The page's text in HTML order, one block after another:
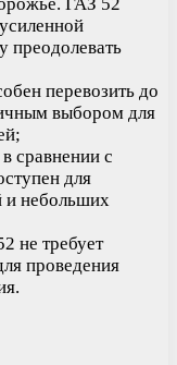
преодолевать
перевозить до
выбором для
сравнении с
для
и небольших
не требует
проведения